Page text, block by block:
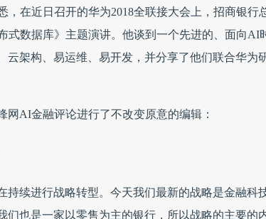
，在近日召开的华为2018全联接大会上，招商银行
式数据库》主题演讲。他谈到一个先进的、面向AI
云架构、易运维、易开发，并分享了他们联合华为
网AI金融评论进行了不改变原意的编辑：
持续进行战略转型。今天我们最新的战略是金融科
们也是一家以零售为主的银行，所以战略的主要的